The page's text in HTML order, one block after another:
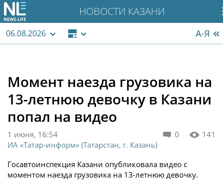
НОВОСТИ КАЗАНИ
06.08.2026 А-Я
Момент наезда грузовика на
13-летнюю девочку в Казани
попал на видео
0 141
1 июня, 16:54
ИА «Татар-информ» (Татарстан, г. Казань)
Госавтоинспекция Казани опубликовала видео с
моментом наезда грузовика на 13-летнюю девочку.